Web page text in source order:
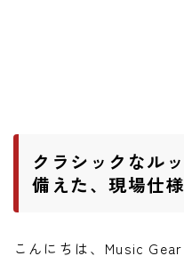
ベースアンプ
クラシックなル
備えた、現場仕
こんにちは、Music